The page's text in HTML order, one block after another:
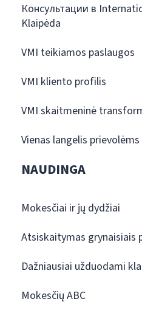
Консультации в
Klaipėda
VMI teikiamos paslaugos
VMI kliento profilis
VMI skaitmeninė
Vienas langelis
NAUDINGA
Mokesčiai ir jų dydžiai
Atsiskaitymas grynaisiais
Dažniausiai užduodami
Mokesčių ABC